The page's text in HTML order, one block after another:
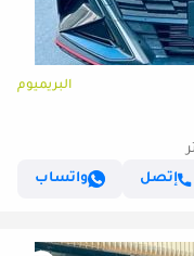
البريميوم
إتصل
واتساب